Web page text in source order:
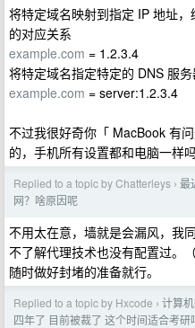
将特定域名映射到指定 IP 地址
的对应关系
example.com = 1.2.3.4
将特定域名指定特定的 DNS 服
example.com = server:1.2.3.4
不过我很好奇你「 MacBook 有
的，手机所有设置都和电脑一样
Replied to a topic by Chatterleys › 最
网？啥原因呢
不用太在意，墙就是会漏风，我
不了解代理技术也没有配置过。
随时做好封堵的准备就行。
Replied to a topic by Hxcode › 计算
四年了 目前被裁了 这个时间适合考研